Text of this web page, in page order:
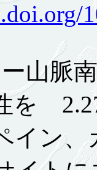
山脈
を
、カ